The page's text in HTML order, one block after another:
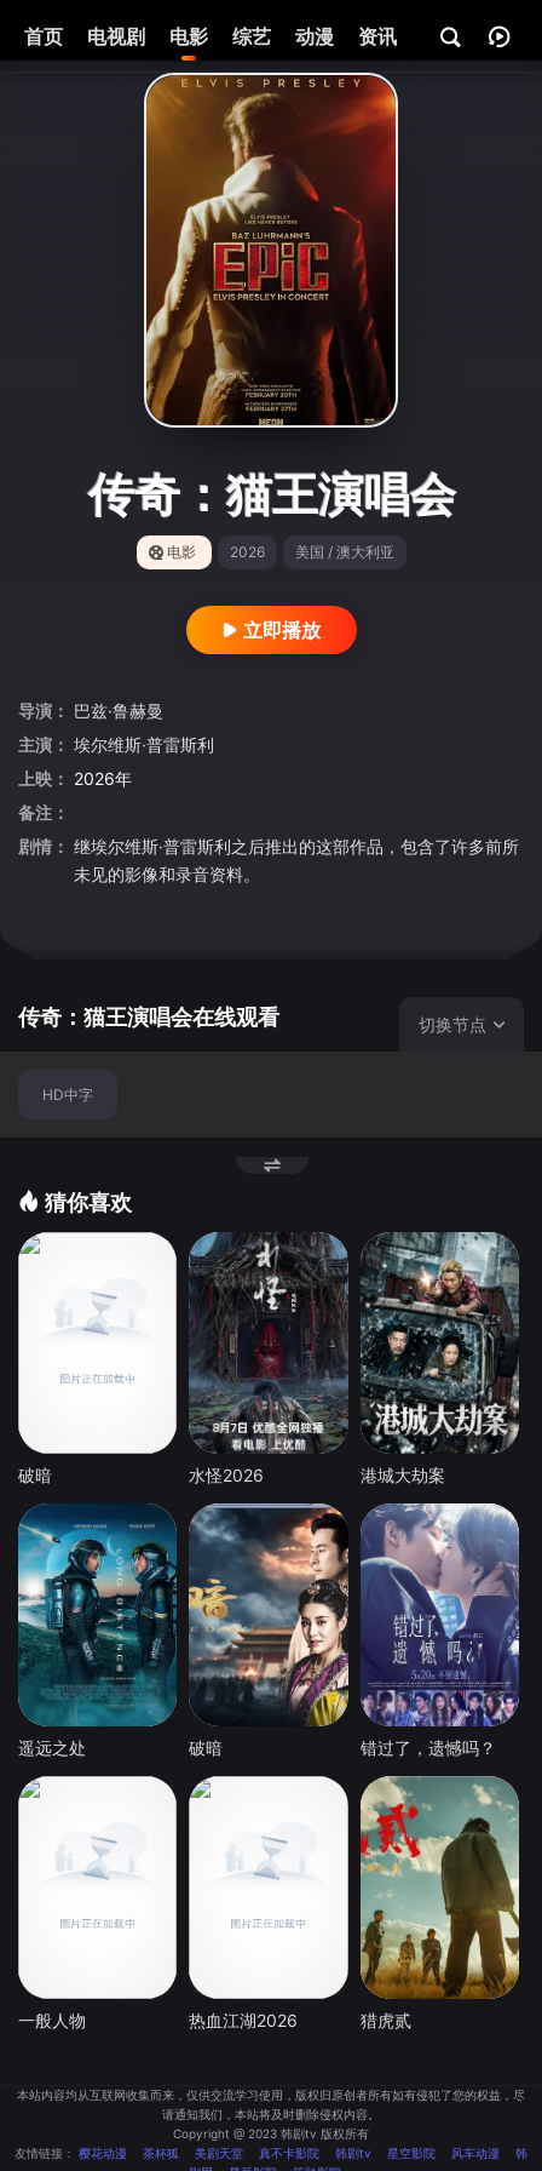
首页 电视剧 电影 综艺 动漫 资讯
传奇：猫王演唱会
电影 2026 美国 / 澳大利亚
立即播放
导演： 巴兹·鲁赫曼
主演： 埃尔维斯·普雷斯利
上映： 2026年
备注：
剧情： 继埃尔维斯·普雷斯利之后推出的这部作品，包含了许多前所
未见的影像和录音资料。
传奇：猫王演唱会在线观看 切换节点
HD中字
猜你喜欢
破暗 水怪2026 港城大劫案
遥远之处 破暗 错过了，遗憾吗？
一般人物 热血江湖2026 猎虎贰
本站内容均从互联网收集而来，仅供交流学习使用，版权归原创者所有如有侵犯了您的权益，尽
请通知我们，本站将及时删除侵权内容。
Copyright @ 2023 韩剧tv 版权所有
友情链接： 樱花动漫 茶杯狐 美剧天堂 真不卡影院 韩剧tv 星空影院 风车动漫
韩